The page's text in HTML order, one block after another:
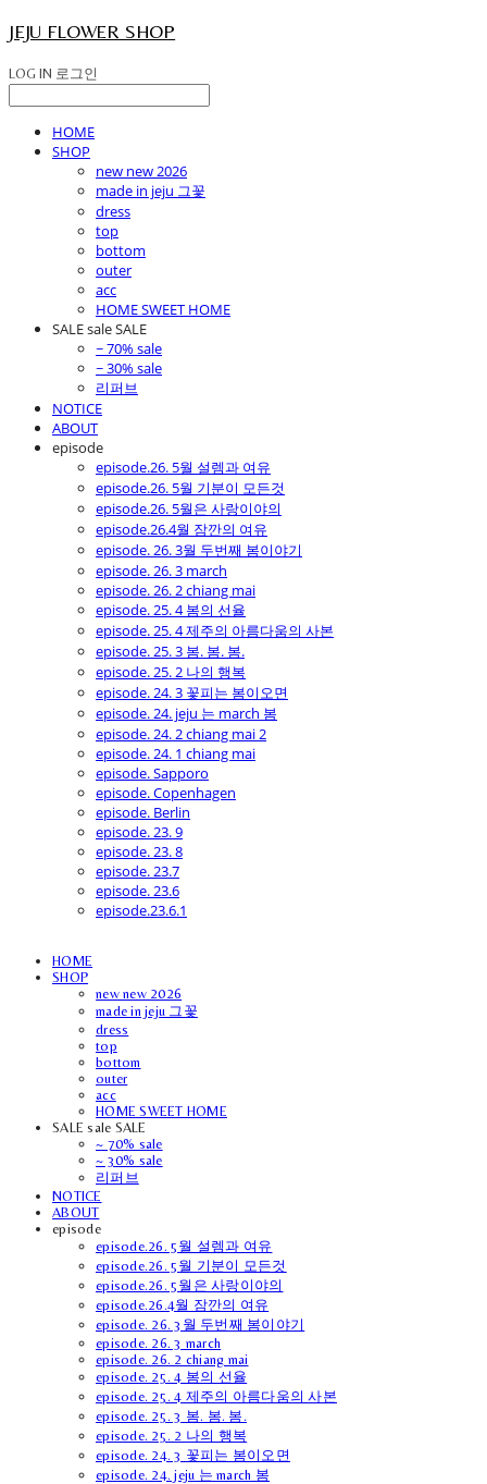
JEJU FLOWER SHOP
LOG IN 로그인
HOME
SHOP
new new 2026
made in jeju 그꽃
dress
top
bottom
outer
acc
HOME SWEET HOME
SALE sale SALE
~ 70% sale
~ 30% sale
리퍼브
NOTICE
ABOUT
episode
episode.26. 5월 설렘과 여유
episode.26. 5월 기분이 모든것
episode.26. 5월은 사랑이야의
episode.26.4월 잠깐의 여유
episode. 26. 3월 두번째 봄이야기
episode. 26. 3 march
episode. 26. 2 chiang mai
episode. 25. 4 봄의 선율
episode. 25. 4 제주의 아름다움의 사본
episode. 25. 3 봄. 봄. 봄.
episode. 25. 2 나의 행복
episode. 24. 3 꽃피는 봄이오면
episode. 24. jeju 는 march 봄
episode. 24. 2 chiang mai 2
episode. 24. 1 chiang mai
episode. Sapporo
episode. Copenhagen
episode. Berlin
episode. 23. 9
episode. 23. 8
episode. 23.7
episode. 23.6
episode.23.6.1
HOME
SHOP
new new 2026
made in jeju 그꽃
dress
top
bottom
outer
acc
HOME SWEET HOME
SALE sale SALE
~ 70% sale
~ 30% sale
리퍼브
NOTICE
ABOUT
episode
episode.26. 5월 설렘과 여유
episode.26. 5월 기분이 모든것
episode.26. 5월은 사랑이야의
episode.26.4월 잠깐의 여유
episode. 26. 3월 두번째 봄이야기
episode. 26. 3 march
episode. 26. 2 chiang mai
episode. 25. 4 봄의 선율
episode. 25. 4 제주의 아름다움의 사본
episode. 25. 3 봄. 봄. 봄.
episode. 25. 2 나의 행복
episode. 24. 3 꽃피는 봄이오면
episode. 24. jeju 는 march 봄